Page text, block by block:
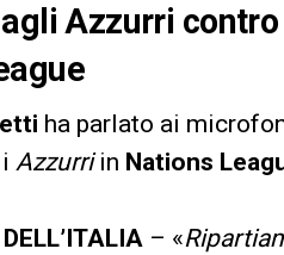
Azzurri
ha parlato ai
Azzurriin Nations
– «